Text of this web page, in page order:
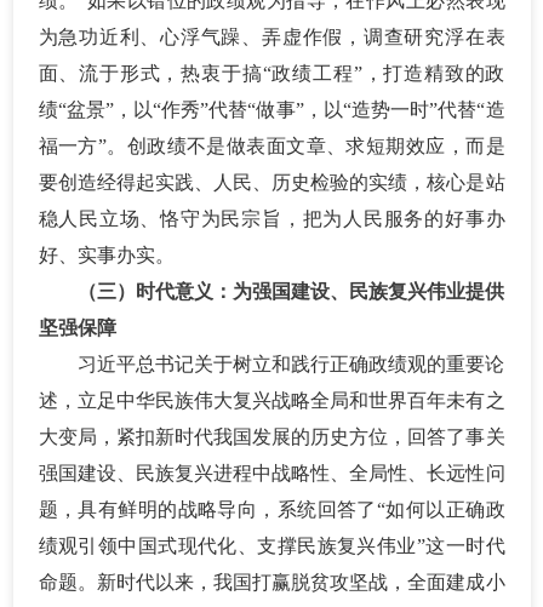
为急功近利、心浮气躁、弄虚作假，调查研究浮在表
面、流于形式，热衷于搞“政绩工程”，打造精致的政
绩“盆景”，以“作秀”代替“做事”，以“造势一时”代替“造
福一方”。创政绩不是做表面文章、求短期效应，而是
要创造经得起实践、人民、历史检验的实绩，核心是站
稳人民立场、恪守为民宗旨，把为人民服务的好事办
好、实事办实。
（三）时代意义：为强国建设、民族复兴伟业提供
坚强保障
习近平总书记关于树立和践行正确政绩观的重要论
述，立足中华民族伟大复兴战略全局和世界百年未有之
大变局，紧扣新时代我国发展的历史方位，回答了事关
强国建设、民族复兴进程中战略性、全局性、长远性问
题，具有鲜明的战略导向，系统回答了“如何以正确政
绩观引领中国式现代化、支撑民族复兴伟业”这一时代
命题。新时代以来，我国打赢脱贫攻坚战，全面建成小